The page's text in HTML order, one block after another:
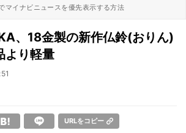
マイナビニュースを優先表示する方法
、18金製の新作仏鈴(おりん)
より軽量
URLをコピー